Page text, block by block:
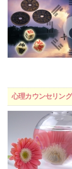
心理カウンセリン